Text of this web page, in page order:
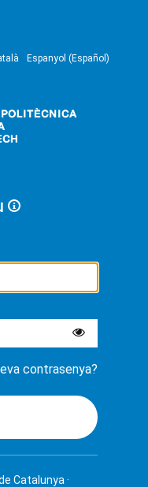
Espanyol (Español)
contrasenya?
Catalunya ·